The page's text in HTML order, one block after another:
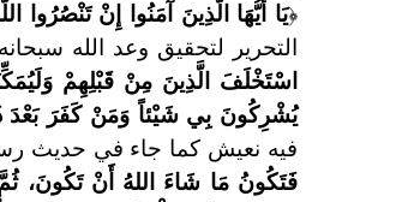
﴿يَا أَيُّهَا الَّذِينَ آمَنُوا إِنْ تَنْصُرُوا
التحرير لتحقيق وعد الله
اسْتَخْلَفَ الَّذِينَ مِنْ قَبْلِهِمْ
يُشْرِكُونَ بِي شَيْئاً وَمَنْ كَفَرَ بَعْدَ
فيه نعيش كما جاء في حديث
فَتَكُونُ مَا شَاءَ اللهُ أَنْ تَكُونَ،